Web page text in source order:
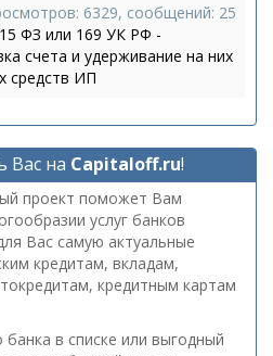
6329, сообщений: 25
ФЗ или 169 УК РФ -
счета и удерживание на них
средств ИП
Вас на Capitaloff.ru!
проект поможет Вам
услуг банков
Вас самую актуальные
кредитам, вкладам,
кредитным картам
в списке или выгодный